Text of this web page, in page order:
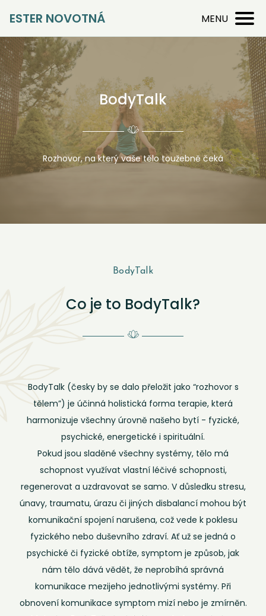
ESTER NOVOTNÁ MENU
BodyTalk
Rozhovor, na který vaše tělo toužebně čeká
BodyTalk
Co je to BodyTalk?
BodyTalk (česky by se dalo přeložit jako “rozhovor s
tělem”) je účinná holistická forma terapie, která
harmonizuje všechny úrovně našeho bytí - fyzické,
psychické, energetické i spirituální.
Pokud jsou sladěné všechny systémy, tělo má
schopnost využívat vlastní léčivé schopnosti,
regenerovat a uzdravovat se samo. V důsledku stresu,
únavy, traumatu, úrazu či jiných disbalancí mohou být
komunikační spojení narušena, což vede k poklesu
fyzického nebo duševního zdraví. Ať už se jedná o
psychické či fyzické obtíže, symptom je způsob, jak
nám tělo dává vědět, že neprobíhá správná
komunikace mezijeho jednotlivými systémy. Při
obnovení komunikace symptom mizí nebo je zmírněn.